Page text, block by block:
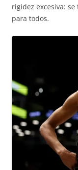
rigidez excesiva:
para todos.